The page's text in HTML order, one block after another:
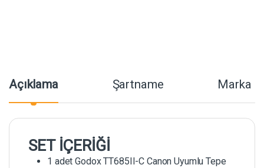
Açıklama Şartname Marka
SET İÇERİĞİ
1 adet Godox TT685II-C Canon Uyumlu Tepe